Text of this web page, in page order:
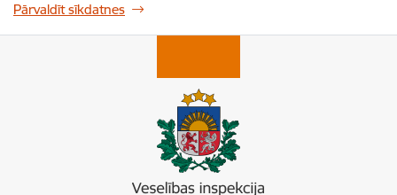
Pārvaldīt sīkdatnes